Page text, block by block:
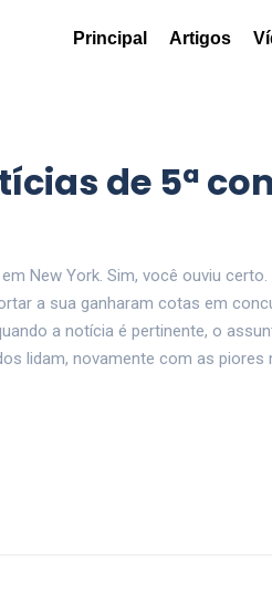
Principal Artigos
de 5ª
New York. Sim, você ouviu
a sua ganharam cotas em
a notícia é pertinente, o
lidam, novamente com as